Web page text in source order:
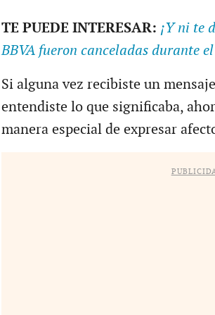
TE PUEDE INTERESAR: ¡Y ni te
BBVA fueron canceladas durante
Si alguna vez recibiste un
entendiste lo que significaba,
manera especial de expresar